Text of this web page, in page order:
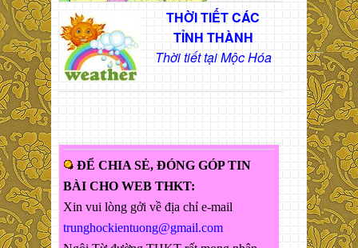
THỜI TIẾT CÁC
TỈNH THÀNH
Thời tiết tại Mộc Hóa
ĐỂ CHIA SẺ, ĐÓNG GÓP TIN
BÀI CHO WEB THKT:
Xin vui lòng gởi về địa chỉ e-mail
trunghockientuong@gmail.com